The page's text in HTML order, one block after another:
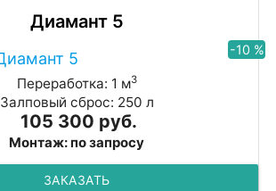
Диамант 5
-10 %
Переработка: 1 м3
Залповый сброс: 250 л
105 300 руб.
Монтаж: по запросу
ЗАКАЗАТЬ